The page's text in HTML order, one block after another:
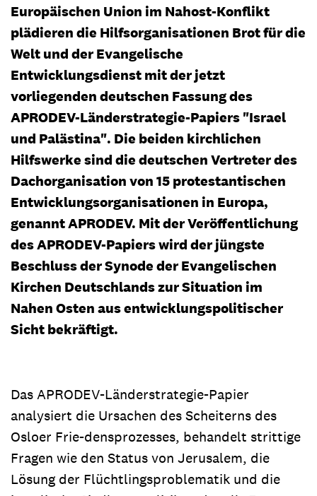
Europäischen Union im Nahost-Konflikt
plädieren die Hilfsorganisationen Brot für die
Welt und der Evangelische
Entwicklungsdienst mit der jetzt
vorliegenden deutschen Fassung des
APRODEV-Länderstrategie-Papiers "Israel
und Palästina". Die beiden kirchlichen
Hilfswerke sind die deutschen Vertreter des
Dachorganisation von 15 protestantischen
Entwicklungsorganisationen in Europa,
genannt APRODEV. Mit der Veröffentlichung
des APRODEV-Papiers wird der jüngste
Beschluss der Synode der Evangelischen
Kirchen Deutschlands zur Situation im
Nahen Osten aus entwicklungspolitischer
Sicht bekräftigt.
Das APRODEV-Länderstrategie-Papier
analysiert die Ursachen des Scheiterns des
Osloer Frie-densprozesses, behandelt strittige
Fragen wie den Status von Jerusalem, die
Lösung der Flüchtlingsproblematik und die